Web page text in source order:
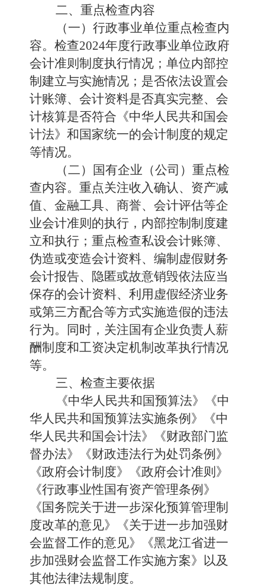
二、重点检查内容
（一）行政事业单位重点检查内
容。检查2024年度行政事业单位政府
会计准则制度执行情况；单位内部控
制建立与实施情况；是否依法设置会
计账簿、会计资料是否真实完整、会
计核算是否符合《中华人民共和国会
计法》和国家统一的会计制度的规定
等情况。
（二）国有企业（公司）重点检
查内容。重点关注收入确认、资产减
值、金融工具、商誉、会计评估等企
业会计准则的执行，内部控制制度建
立和执行；重点检查私设会计账簿、
伪造或变造会计资料、编制虚假财务
会计报告、隐匿或故意销毁依法应当
保存的会计资料、利用虚假经济业务
或第三方配合等方式实施造假的违法
行为。同时，关注国有企业负责人薪
酬制度和工资决定机制改革执行情况
等。
三、检查主要依据
《中华人民共和国预算法》《中
华人民共和国预算法实施条例》《中
华人民共和国会计法》《财政部门监
督办法》《财政违法行为处罚条例》
《政府会计制度》《政府会计准则》
《行政事业性国有资产管理条例》
《国务院关于进一步深化预算管理制
度改革的意见》《关于进一步加强财
会监督工作的意见》《黑龙江省进一
步加强财会监督工作实施方案》以及
其他法律法规制度。